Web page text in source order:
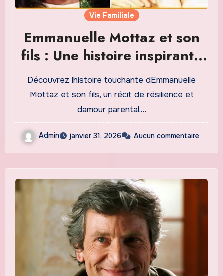
Vie Familiale
Emmanuelle Mottaz et son
fils : Une histoire inspirante
de lien familial et de
résilience
Découvrez lhistoire touchante dEmmanuelle
Mottaz et son fils, un récit de résilience et
damour parental.…
Admin janvier 31, 2026 Aucun commentaire